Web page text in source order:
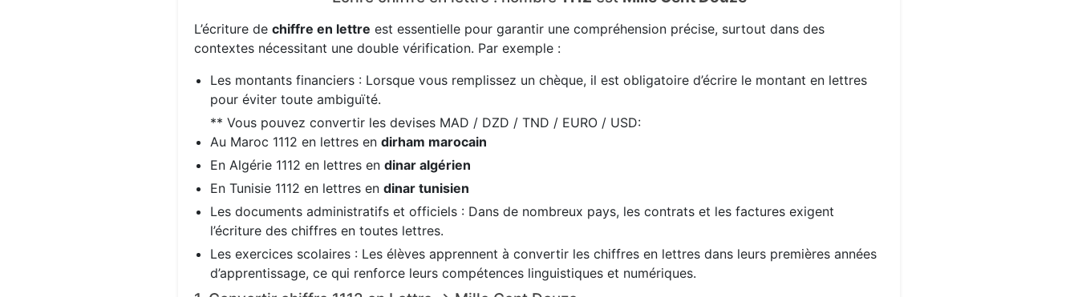
L’écriture de chiffre en lettre est essentielle pour garantir une compréhension précise, surtout dans des
contextes nécessitant une double vérification. Par exemple :
Les montants financiers : Lorsque vous remplissez un chèque, il est obligatoire d’écrire le montant en lettres
pour éviter toute ambiguïté.
** Vous pouvez convertir les devises MAD / DZD / TND / EURO / USD:
Au Maroc 1112 en lettres en dirham marocain
En Algérie 1112 en lettres en dinar algérien
En Tunisie 1112 en lettres en dinar tunisien
Les documents administratifs et officiels : Dans de nombreux pays, les contrats et les factures exigent
l’écriture des chiffres en toutes lettres.
Les exercices scolaires : Les élèves apprennent à convertir les chiffres en lettres dans leurs premières années
d’apprentissage, ce qui renforce leurs compétences linguistiques et numériques.